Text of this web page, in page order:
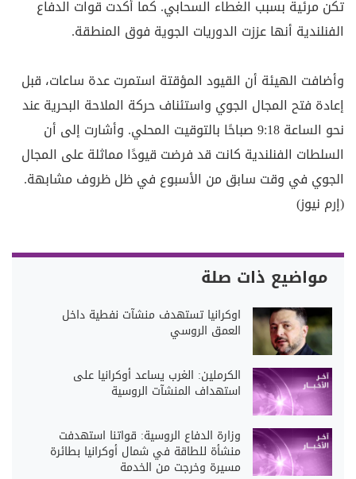
تكن مرئية بسبب الغطاء السحابي. كما أكدت قوات الدفاع
الفنلندية أنها عززت الدوريات الجوية فوق المنطقة.
وأضافت الهيئة أن القيود المؤقتة استمرت عدة ساعات، قبل
إعادة فتح المجال الجوي واستئناف حركة الملاحة البحرية عند
نحو الساعة 9:18 صباحًا بالتوقيت المحلي. وأشارت إلى أن
السلطات الفنلندية كانت قد فرضت قيودًا مماثلة على المجال
الجوي في وقت سابق من الأسبوع في ظل ظروف مشابهة.
(إرم نيوز)
مواضيع ذات صلة
اوكرانيا تستهدف منشآت نفطية داخل
العمق الروسي
الكرملين: الغرب يساعد أوكرانيا على
استهداف المنشآت الروسية
وزارة الدفاع الروسية: قواتنا استهدفت
منشأة للطاقة في شمال أوكرانيا بطائرة
مسيرة وخرجت من الخدمة